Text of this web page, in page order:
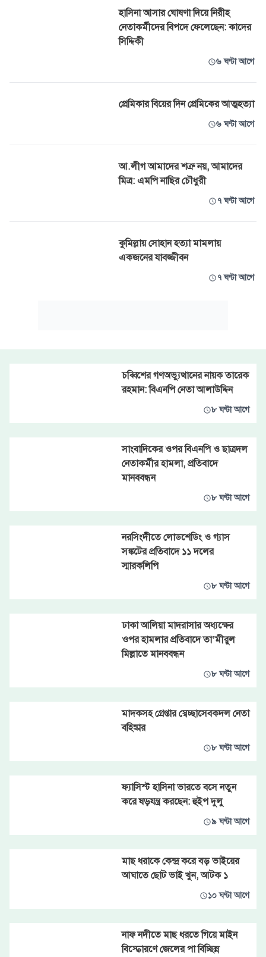
হাসিনা আসার ঘোষণা দিয়ে নিরীহ
নেতাকর্মীদের বিপদে ফেলেছেন: কাদের
সিদ্দিকী
৬ ঘণ্টা আগে
প্রেমিকার বিয়ের দিন প্রেমিকের আত্মহত্যা
৬ ঘণ্টা আগে
আ.লীগ আমাদের শত্রু নয়, আমাদের
মিত্র: এমপি নাছির চৌধুরী
৭ ঘণ্টা আগে
কুমিল্লায় সোহান হত্যা মামলায়
একজনের যাবজ্জীবন
৭ ঘণ্টা আগে
চব্বিশের গণঅভ্যুত্থানের নায়ক তারেক
রহমান: বিএনপি নেতা আলাউদ্দিন
৮ ঘণ্টা আগে
সাংবাদিকের ওপর বিএনপি ও ছাত্রদল
নেতাকর্মীর হামলা, প্রতিবাদে
মানববন্ধন
৮ ঘণ্টা আগে
নরসিংদীতে লোডশেডিং ও গ্যাস
সঙ্কটের প্রতিবাদে ১১ দলের
স্মারকলিপি
৮ ঘণ্টা আগে
ঢাকা আলিয়া মাদরাসার অধ্যক্ষের
ওপর হামলার প্রতিবাদে তা’মীরুল
মিল্লাতে মানববন্ধন
৮ ঘণ্টা আগে
মাদকসহ গ্রেপ্তার স্বেচ্ছাসেবকদল নেতা
বহিষ্কার
৮ ঘণ্টা আগে
ফ্যাসিস্ট হাসিনা ভারতে বসে নতুন
করে ষড়যন্ত্র করছেন: হুইপ দুলু
৯ ঘণ্টা আগে
মাছ ধরাকে কেন্দ্র করে বড় ভাইয়ের
আঘাতে ছোট ভাই খুন, আটক ১
১০ ঘণ্টা আগে
নাফ নদীতে মাছ ধরতে গিয়ে মাইন
বিস্ফোরণে জেলের পা বিচ্ছিন্ন